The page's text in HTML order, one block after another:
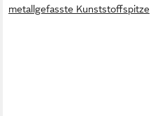
metallgefasste Kunststoffspitze